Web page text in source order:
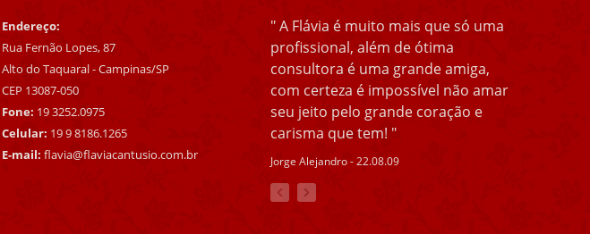
Endereço:
Rua Fernão Lopes, 87
Alto do Taquaral - Campinas/SP
CEP 13087-050
Fone: 19 3252.0975
Celular: 19 9 8186.1265
E-mail: flavia@flaviacantusio.com.br
" A Flávia é muito mais que só uma
profissional, além de ótima
consultora é uma grande amiga,
com certeza é impossível não amar
seu jeito pelo grande coração e
carisma que tem! "
Jorge Alejandro - 22.08.09